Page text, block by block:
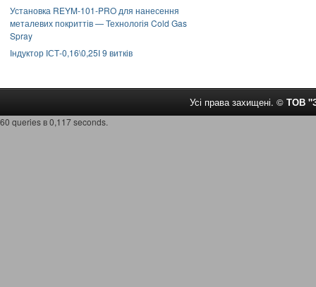
Установка REYM-101-PRO для нанесення
металевих покриттів — Технологія Cold Gas
Spray
Індуктор ІСТ-0,16\0,25І 9 витків
Усі права захищені. © ТОВ
60 queries в 0,117 seconds.